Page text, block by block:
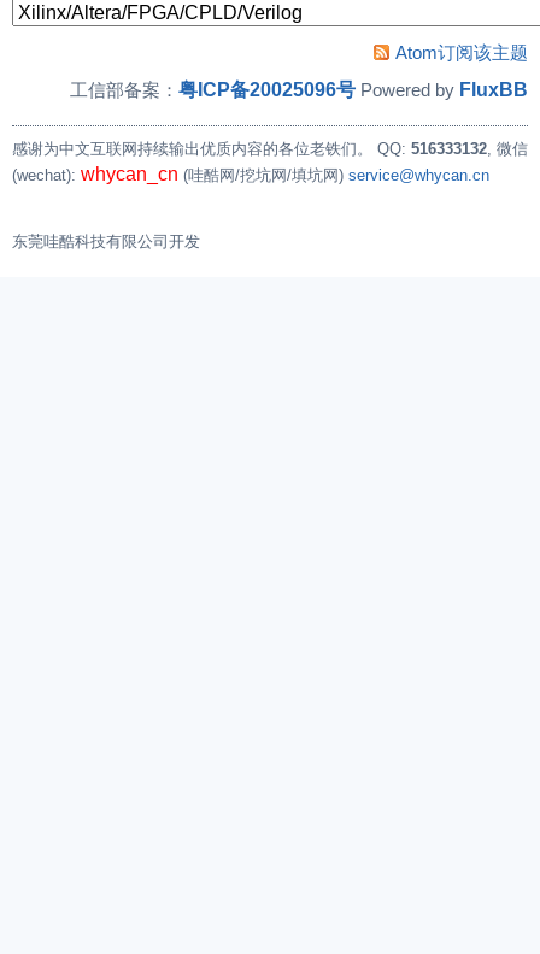
Atom订阅该主题
工信部备案： 粤ICP备20025096号 Powered by FluxBB
感谢为中文互联网持续输出优质内容的各位老铁们。 QQ: 516333132, 微信
(wechat): whycan_cn (哇酷网/挖坑网/填坑网) service@whycan.cn
东莞哇酷科技有限公司开发